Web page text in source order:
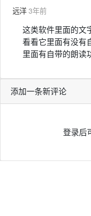
远洋3年前
这类软件里面的文
看看它里面有没有
里面有自带的朗读
添加一条新评论
登录后